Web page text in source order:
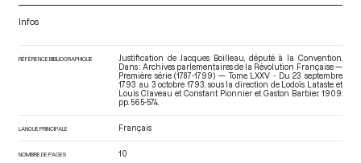
Infos
RÉFÉRENCE BIBLIOGRAPHIQUE
Justification de Jacques Boilleau, député à la Convention.
Dans : Archives parlementaires de la Révolution Française —
Première série (1787-1799) — Tome LXXV - Du 23 septembre
1793 au 3 octobre 1793 , sous la direction de Lodoïs Lataste et
Louis Claveau et Constant Pionnier et Gaston Barbier. 1909.
pp. 565-574.
LANGUE PRINCIPALE Français
NOMBRE DE PAGES 10